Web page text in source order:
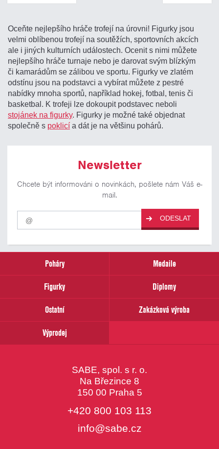
Oceňte nejlepšího hráče trofejí na úrovni! Figurky jsou
velmi oblíbenou trofejí na soutěžích, sportovních akcích
ale i jiných kulturních událostech. Ocenit s nimi můžete
nejlepšího hráče turnaje nebo je darovat svým blízkým
či kamarádům se zálibou ve sportu. Figurky ve zlatém
odstínu jsou na podstavci a vybírat můžete z pestré
nabídky mnoha sportů, například hokej, fotbal, tenis či
basketbal. K trofeji lze dokoupit podstavec neboli
stojánek na figurky. Figurky je možné také objednat
společně s poklicía dát je na většinu pohárů.
Newsletter
Chcete být informováni o novinkách, pošlete nám Váš e-
mail.
Pro
odběr
našich
email
ODESLAT
Poháry
Medaile
Figurky
Diplomy
Ostatní
Zakázková výroba
Výprodej
SABE, spol. s r. o.
Na Březince 8
150 00 Praha 5
+420 800 103 113
info@sabe.cz